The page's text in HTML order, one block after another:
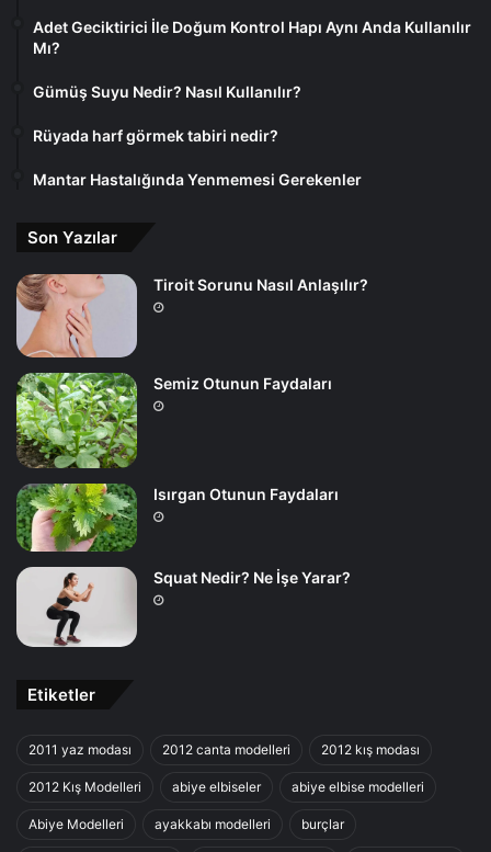
Adet Geciktirici İle Doğum Kontrol Hapı Aynı Anda Kullanılır
Mı?
Gümüş Suyu Nedir? Nasıl Kullanılır?
Rüyada harf görmek tabiri nedir?
Mantar Hastalığında Yenmemesi Gerekenler
Son Yazılar
Tiroit Sorunu Nasıl Anlaşılır?
Semiz Otunun Faydaları
Isırgan Otunun Faydaları
Squat Nedir? Ne İşe Yarar?
Etiketler
2011 yaz modası 2012 canta modelleri 2012 kış modası
2012 Kış Modelleri abiye elbiseler abiye elbise modelleri
Abiye Modelleri ayakkabı modelleri burçlar